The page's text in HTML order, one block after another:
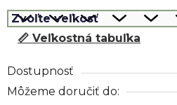
📏 Veľkostná tabuľka
Dostupnosť
Môžeme doručiť do: